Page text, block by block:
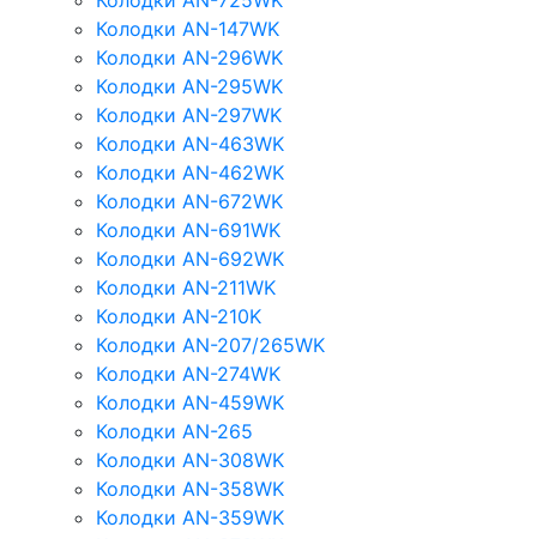
Колодки AN-147WK
Колодки AN-296WK
Колодки AN-295WK
Колодки AN-297WK
Колодки AN-463WK
Колодки AN-462WK
Колодки AN-672WK
Колодки AN-691WK
Колодки AN-692WK
Колодки AN-211WK
Колодки AN-210K
Колодки AN-207/265WK
Колодки AN-274WK
Колодки AN-459WK
Колодки AN-265
Колодки AN-308WK
Колодки AN-358WK
Колодки AN-359WK